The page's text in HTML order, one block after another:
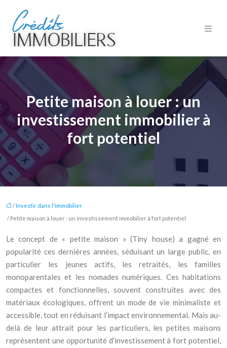
Petite maison à louer : un
investissement immobilier à
fort potentiel
/Investir dans l'immobilier
/ Petite maison à louer : un investissement immobilier à fort potentiel
Le concept de « petite maison » (Tiny house) a gagné en
popularité ces dernières années, séduisant un large public, en
particulier les jeunes actifs, les retraités, les familles
monoparentales et les nomades numériques. Ces habitations
compactes et fonctionnelles, souvent construites avec des
matériaux écologiques, offrent un mode de vie minimaliste et
accessible, tout en réduisant l’impact environnemental. Mais au-
delà de leur attrait pour les particuliers, les petites maisons
représentent une opportunité d’investissement à fort potentiel,